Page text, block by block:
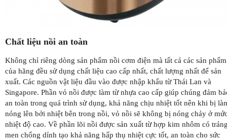
Chất liệu nồi an toàn
Không chỉ riêng dòng sản phẩm nồi cơm điện mà tất cả các sản phẩm
của hãng đều sử dụng chất liệu cao cấp nhất, chất lượng nhất để sản
xuất. Các nguồn vật liệu đầu vào được nhập khẩu từ Thái Lan và
Singapore. Phần vỏ nồi được làm từ nhựa cao cấp giúp chúng đảm
an toàn trong quá trình sử dụng, khả năng chịu nhiệt tốt nên khi bị
nóng lên bởi nhiệt bên trong nồi, vỏ nồi sẽ không bị nóng chảy ở
nhiệt độ cao. Về phần lõi nồi được sản xuất từ hợp kim nhôm có
men chống dính tạo khả năng hấp thụ nhiệt cực tốt, an toàn cho sức